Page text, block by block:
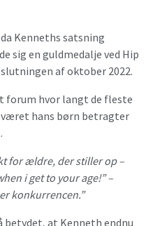
Kenneths satsning
sig en guldmedalje ved Hip
af oktober 2022.
forum hvor langt de fleste
været hans børn betragter
for ældre, der stiller op –
i get to your age!” –
konkurrencen.”
betydet, at Kenneth endnu